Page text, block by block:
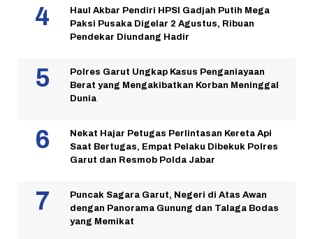
Haul Akbar Pendiri HPSI Gadjah Putih Mega
Paksi Pusaka Digelar 2 Agustus, Ribuan
Pendekar Diundang Hadir
Polres Garut Ungkap Kasus Penganiayaan
Berat yang Mengakibatkan Korban Meninggal
Dunia
Nekat Hajar Petugas Perlintasan Kereta Api
Saat Bertugas, Empat Pelaku Dibekuk Polres
Garut dan Resmob Polda Jabar
Puncak Sagara Garut, Negeri di Atas Awan
dengan Panorama Gunung dan Talaga Bodas
yang Memikat